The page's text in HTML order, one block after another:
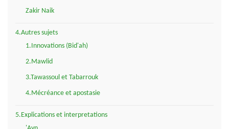
Zakir Naik
4.Autres sujets
1.Innovations (Bid'ah)
2.Mawlid
3.Tawassoul et Tabarrouk
4.Mécréance et apostasie
5.Explications et interpretations